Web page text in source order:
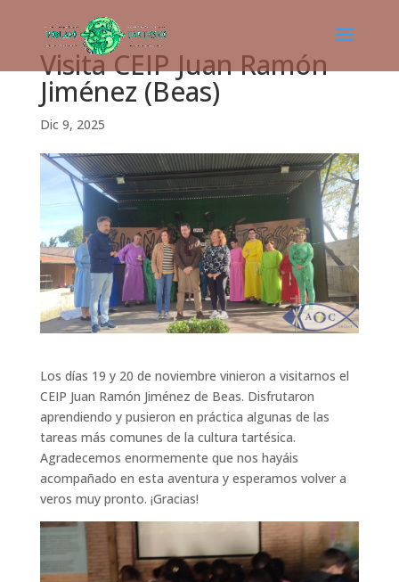
Visita CEIP Juan Ramón
Jiménez (Beas)
Dic 9, 2025
Los días 19 y 20 de noviembre vinieron a visitarnos el
CEIP Juan Ramón Jiménez de Beas. Disfrutaron
aprendiendo y pusieron en práctica algunas de las
tareas más comunes de la cultura tartésica.
Agradecemos enormemente que nos hayáis
acompañado en esta aventura y esperamos volver a
veros muy pronto. ¡Gracias!